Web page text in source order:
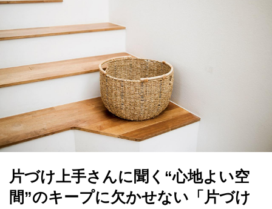
片づけ上手さんに聞く“心地よい空
間”のキープに欠かせない「片づけ